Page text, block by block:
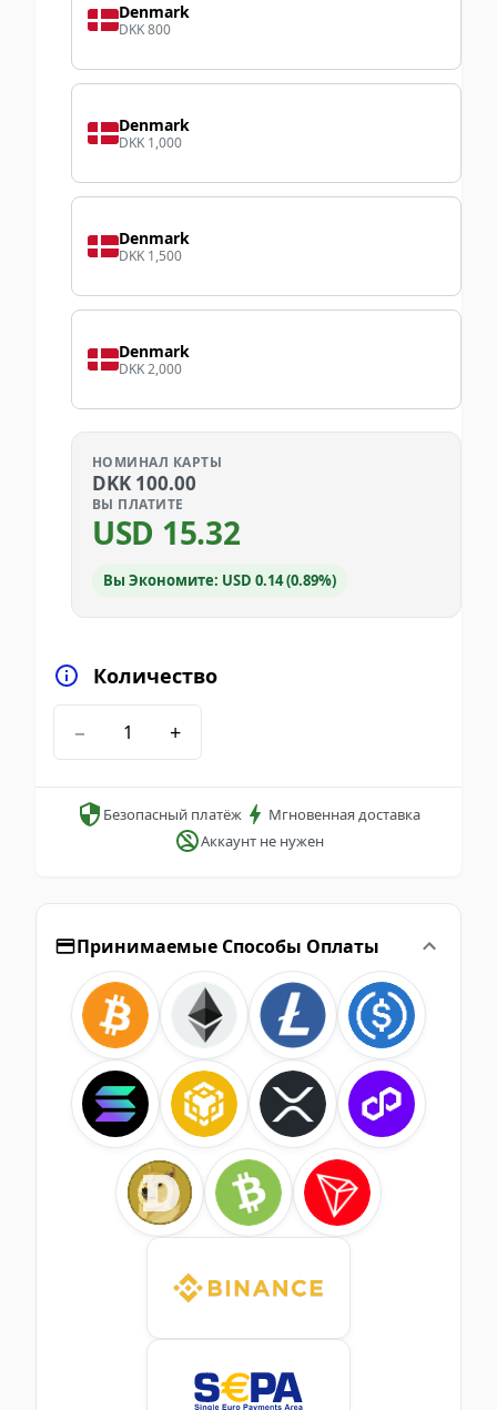
Denmark
DKK 800
Denmark
DKK 1,000
Denmark
DKK 1,500
Denmark
DKK 2,000
НОМИНАЛ КАРТЫ
DKK 100.00
ВЫ ПЛАТИТЕ
USD 15.32
Вы Экономите: USD 0.14 (0.89%)
Количество
− +
Безопасный платёж
Мгновенная доставка
Аккаунт не нужен
Принимаемые Способы Оплаты